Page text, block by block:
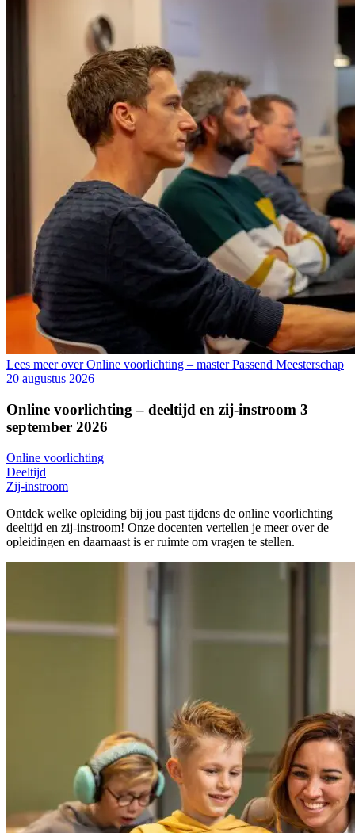
Lees meer over Online voorlichting – master Passend Meesterschap
20 augustus 2026
Online voorlichting – deeltijd en zij-instroom 3
september 2026
Online voorlichting
Deeltijd
Zij-instroom
Ontdek welke opleiding bij jou past tijdens de online voorlichting
deeltijd en zij-instroom! Onze docenten vertellen je meer over de
opleidingen en daarnaast is er ruimte om vragen te stellen.